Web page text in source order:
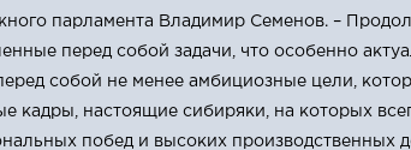
парламента Владимир Семенов. –
перед собой задачи, что особенно
собой не менее амбициозные цели,
кадры, настоящие сибиряки, на которых
побед и высоких производственных